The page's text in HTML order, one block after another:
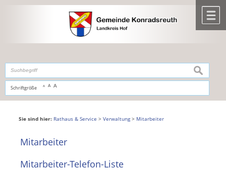
,zur Navigationoderzur Startseitespringen.
Schriftgröße A A A
suchen
Sie sind hier: Rathaus & Service > Verwaltung> Mitarbeiter
Mitarbeiter
Mitarbeiter-Telefon-Liste